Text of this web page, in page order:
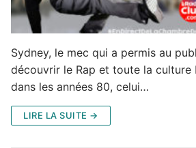
Sydney, le mec qui a permis au
découvrir le Rap et toute la culture
dans les années 80, celui…
LIRE LA SUITE →